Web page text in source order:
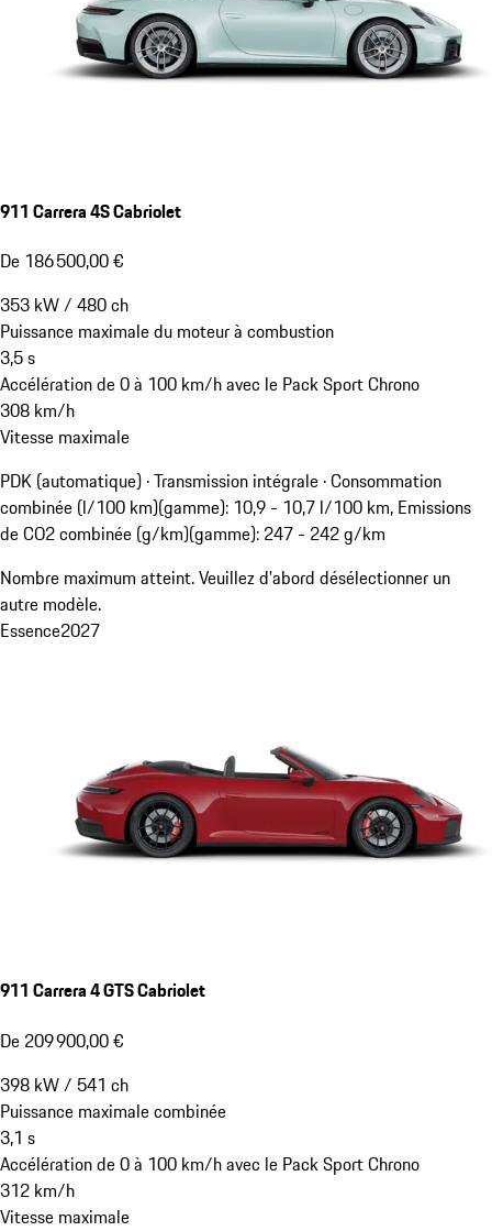
911 Carrera 4S Cabriolet
De 186 500,00 €
353 kW/ 480ch
Puissance maximale du moteur à combustion
3,5s
Accélération de 0 à 100 km/h avec le Pack Sport Chrono
308 km/h
Vitesse maximale
PDK (automatique) · Transmission intégrale ·Consommation
combinée (l/100 km)(gamme): 10,9 - 10,7 l/100 km, Emissions
de CO2 combinée (g/km)(gamme): 247 - 242 g/km
Nombre maximum atteint. Veuillez d'abord désélectionner un
autre modèle.
Essence2027
911 Carrera 4 GTS Cabriolet
De 209 900,00 €
398 kW/ 541 ch
Puissance maximale combinée
3,1 s
Accélération de 0 à 100 km/h avec le Pack Sport Chrono
312 km/h
Vitesse maximale